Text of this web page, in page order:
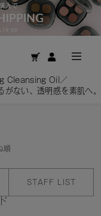
Oil／
い、透明感を素肌へ。
順
STAFF LIST